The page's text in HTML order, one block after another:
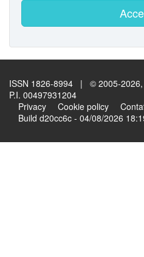
ISSN 1826-8994 | © 2005-2026,
P.I. 00497931204
Privacy
Cookie policy
Build d20cc6c - 04/08/2026